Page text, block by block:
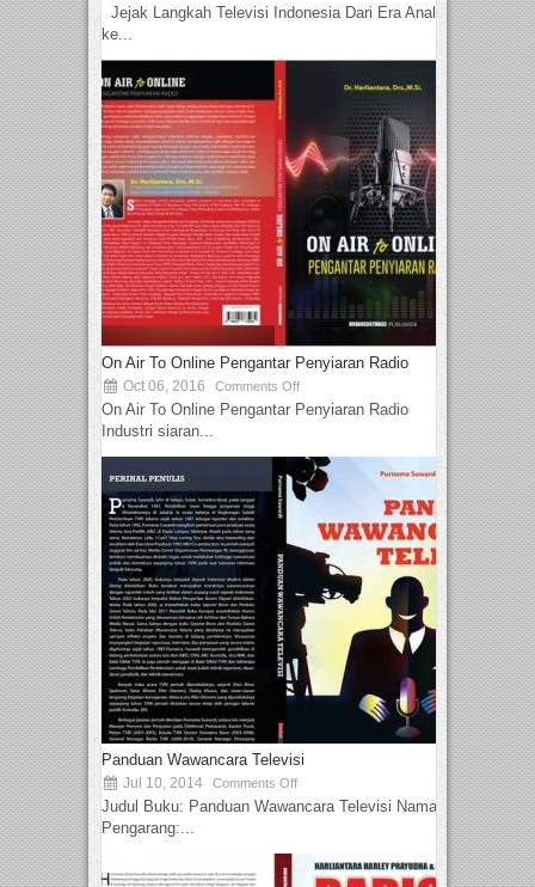
Jejak Langkah Televisi Indonesia Dari Era Analog
ke...
On Air To Online Pengantar Penyiaran Radio
Oct 06, 2016 Comments Off
On Air To Online Pengantar Penyiaran Radio
Industri siaran...
Panduan Wawancara Televisi
Jul 10, 2014 Comments Off
Judul Buku: Panduan Wawancara Televisi Nama
Pengarang:...